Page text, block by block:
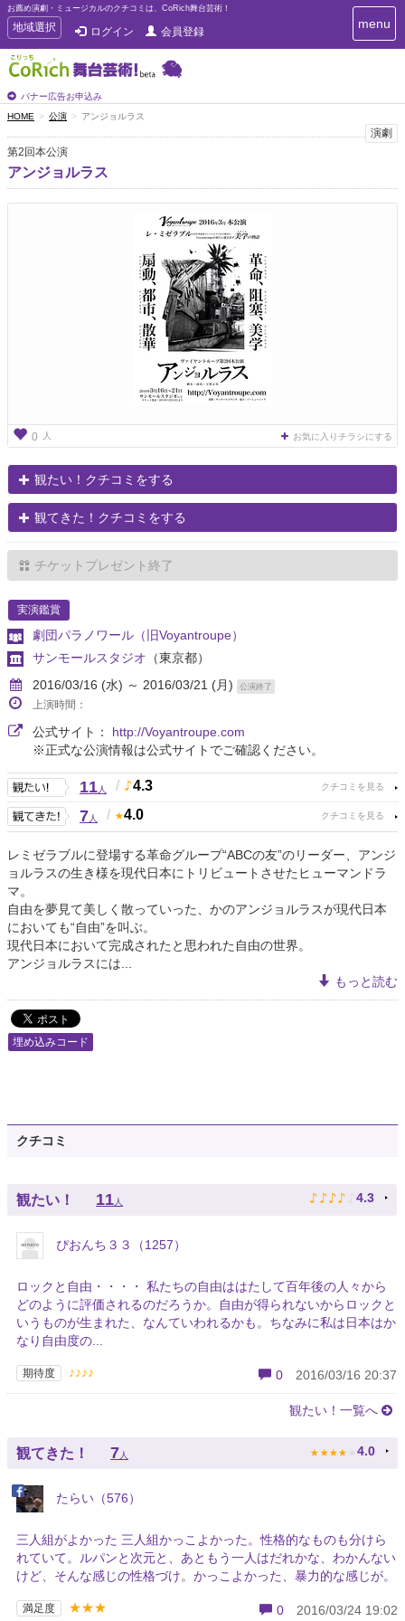
お薦め演劇・ミュージカルのクチコミは、CoRich舞台芸術！
T
o
g
g
e
n
a
v
i
g
地域選択 ログイン 会員登録
バナー広告お申込み
T
o
i
g
menu
HOME 公演 アンジョルラス
演劇
第2回本公演
アンジョルラス
0 人 お気に入りチラシにする
観たい！クチコミをする
観てきた！クチコミをする
チケットプレゼント終了
実演鑑賞
劇団パラノワール（旧Voyantroupe）
サンモールスタジオ （東京都）
2016/03/16 (水) ～ 2016/03/21 (月)
公演終了
上演時間：
公式サイト： http://Voyantroupe.com
※正式な公演情報は公式サイトでご確認ください。
11人 / 4.3
7人 / 4.0
レミゼラブルに登場する革命グループ“ABCの友”のリーダー、アンジ
ョルラスの生き様を現代日本にトリビュートさせたヒューマンドラ
マ。
自由を夢見て美しく散っていった、かのアンジョルラスが現代日本
においても“自由”を叫ぶ。
現代日本において完成されたと思われた自由の世界。
アンジョルラスには...
もっと読む
埋め込みコード
クチコミ
観たい！ 11人 ♪ ♪ ♪ ♪ ♪ 4.3
ぴおんち３３（1257）
ロックと自由・・・・ 私たちの自由ははたして百年後の人々から
どのように評価されるのだろうか。自由が得られないからロックと
いうものが生まれた、なんていわれるかも。ちなみに私は日本はか
なり自由度の...
期待度 ♪♪♪♪ 0 2016/03/16 20:37
観たい！一覧へ
観てきた！ 7 人 ★ ★ ★ ★ ★ 4.0
たらい（576）
三人組がよかった 三人組かっこよかった。性格的なものも分けら
れていて。ルパンと次元と、あともう一人はだれかな、わかんない
けど、そんな感じの性格づけ。かっこよかった、暴力的な感じが。
満足度 ★★★ 0 2016/03/24 19:02